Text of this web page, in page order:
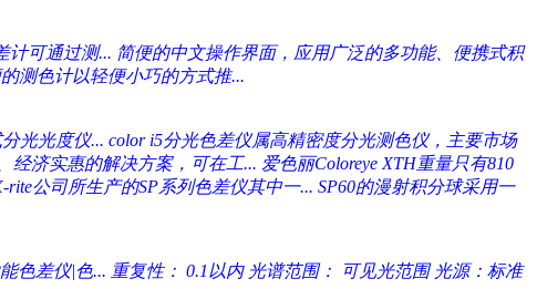
计可通过测... 简便的中文操作界面，应用广泛的多功能、便携式积
测色计以轻便小巧的方式推...
光光度仪... color i5分光色差仪属高精密度分光测色仪，主要市场
经济实惠的解决方案，可在工... 爱色丽Coloreye XTH重量只有810
rite公司所生产的SP系列色差仪其中一... SP60的漫射积分球采用一
色差仪|色... 重复性： 0.1以内 光谱范围： 可见光范围 光源：标准